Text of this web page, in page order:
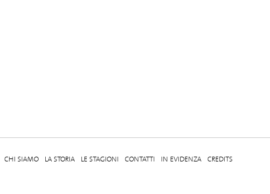
CHI SIAMO LA STORIA LE STAGIONI CONTATTI IN EVIDENZA CREDITS